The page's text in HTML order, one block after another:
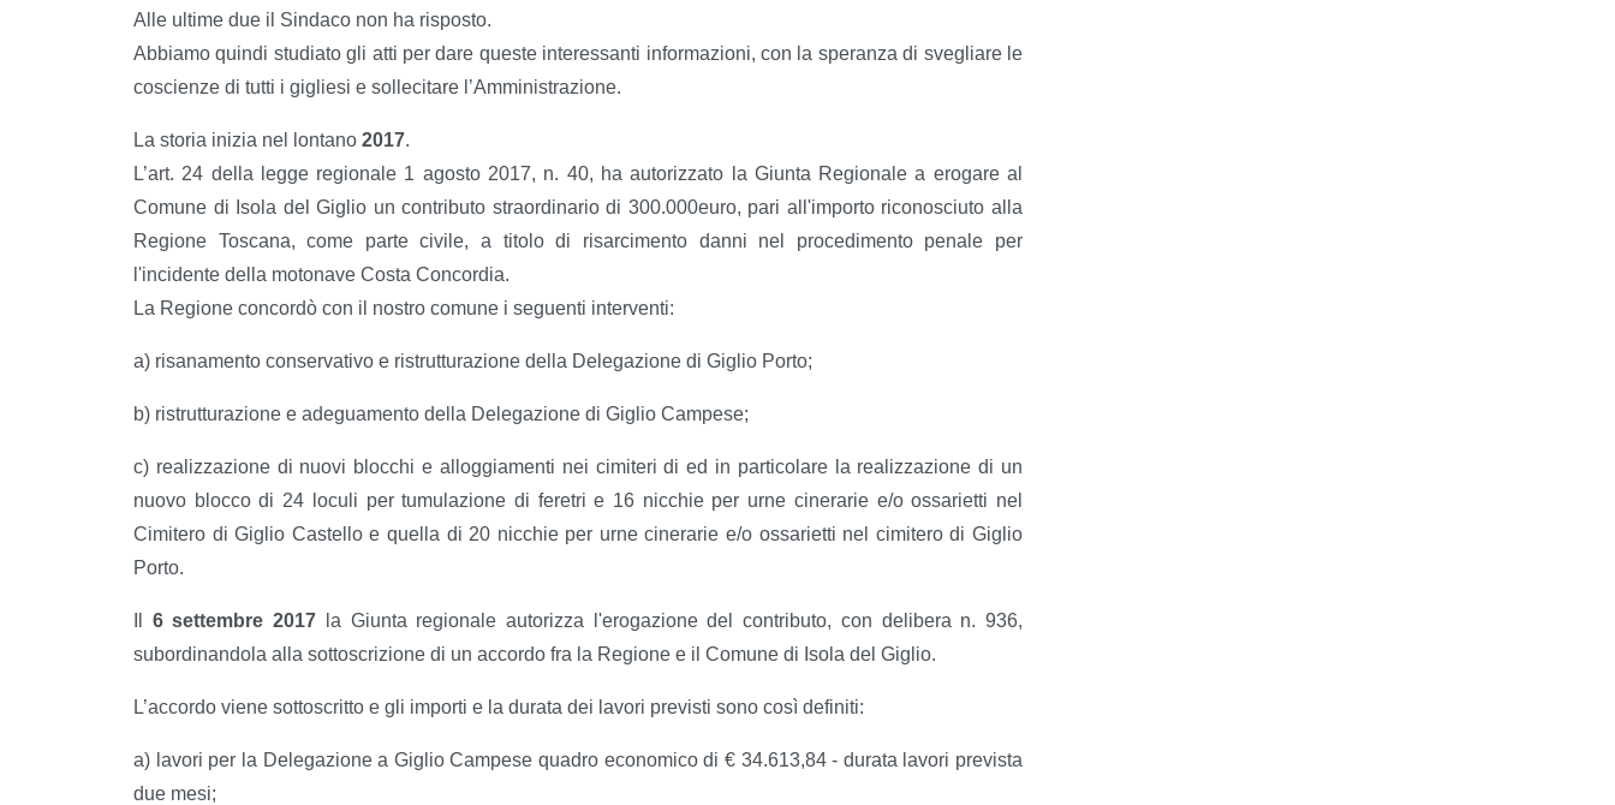
Alle ultime due il Sindaco non ha risposto.
Abbiamo quindi studiato gli atti per dare queste interessanti informazioni, con la speranza di svegliare le
coscienze di tutti i gigliesi e sollecitare l’Amministrazione.
La storia inizia nel lontano 2017.
L’art. 24 della legge regionale 1 agosto 2017, n. 40, ha autorizzato la Giunta Regionale a erogare al
Comune di Isola del Giglio un contributo straordinario di 300.000euro, pari all'importo riconosciuto alla
Regione Toscana, come parte civile, a titolo di risarcimento danni nel procedimento penale per
l'incidente della motonave Costa Concordia.
La Regione concordò con il nostro comune i seguenti interventi:
a) risanamento conservativo e ristrutturazione della Delegazione di Giglio Porto;
b) ristrutturazione e adeguamento della Delegazione di Giglio Campese;
c) realizzazione di nuovi blocchi e alloggiamenti nei cimiteri di ed in particolare la realizzazione di un
nuovo blocco di 24 loculi per tumulazione di feretri e 16 nicchie per urne cinerarie e/o ossarietti nel
Cimitero di Giglio Castello e quella di 20 nicchie per urne cinerarie e/o ossarietti nel cimitero di Giglio
Porto.
6 settembre 2017 la Giunta regionale autorizza l'erogazione del contributo, con delibera n. 936,
subordinandola alla sottoscrizione di un accordo fra la Regione e il Comune di Isola del Giglio.
L’accordo viene sottoscritto e gli importi e la durata dei lavori previsti sono così definiti:
a) lavori per la Delegazione a Giglio Campese quadro economico di € 34.613,84 - durata lavori prevista
due mesi;